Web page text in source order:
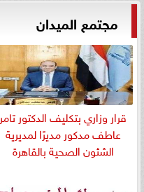
مجتمع الميدان
قرار وزاري بتكليف الدكتور تامر
عاطف مدكور مديرًا لمديرية
الشئون الصحية بالقاهرة